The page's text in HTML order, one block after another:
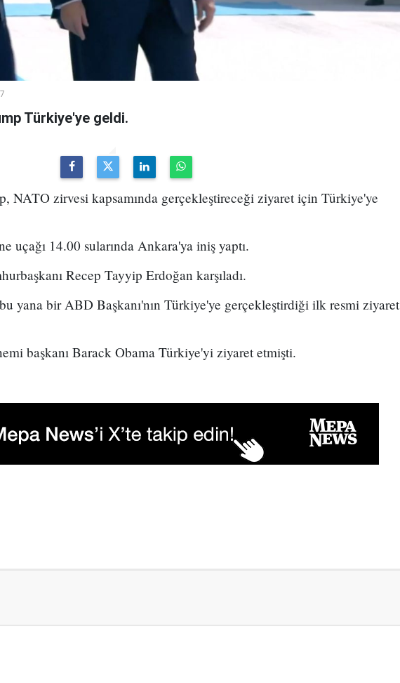
Türkiye'ye geldi.
NATO zirvesi kapsamında gerçekleştireceği ziyaret için Türkiye'ye
uçağı 14.00 sularında Ankara'ya iniş yaptı.
Recep Tayyip Erdoğan karşıladı.
yana bir ABD Başkanı'nın Türkiye'ye gerçekleştirdiği ilk resmi ziyaret
başkanı Barack Obama Türkiye'yi ziyaret etmişti.